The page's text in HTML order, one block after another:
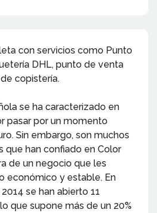
con servicios como Punto
DHL, punto de venta
copistería.
se ha caracterizado en
pasar por un momento
Sin embargo, son muchos
que han confiado en Color
de un negocio que les
económico y estable. En
se han abierto 11
que supone más de un 20%